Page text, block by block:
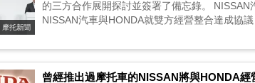
摩托新聞
的三方合作展開探討並簽署了備忘錄。
NISSAN汽車與HONDA就雙方經營整合達成協
曾經推出過摩托車的NISSAN將與HONDA經